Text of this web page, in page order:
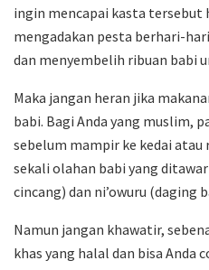
ingin mencapai kasta tersebut
mengadakan pesta berhari-
dan menyembelih ribuan babi
Maka jangan heran jika
babi. Bagi Anda yang muslim,
sebelum mampir ke kedai atau
sekali olahan babi yang
cincang) dan ni’owuru (daging
Namun jangan khawatir,
khas yang halal dan bisa Anda